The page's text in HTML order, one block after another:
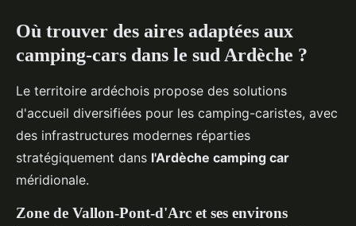
Où trouver des aires adaptées aux
camping-cars dans le sud Ardèche ?
Le territoire ardéchois propose des solutions
d'accueil diversifiées pour les camping-caristes, avec
des infrastructures modernes réparties
stratégiquement dans l'Ardèche camping car
méridionale.
Zone de Vallon-Pont-d'Arc et ses environs